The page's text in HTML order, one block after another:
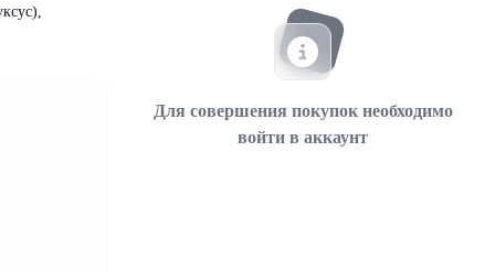
Для совершения покупок необходимо
войти в аккаунт